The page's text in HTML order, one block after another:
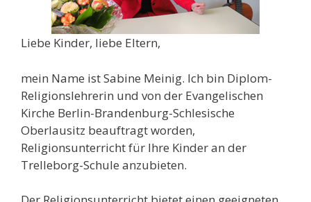
Liebe Kinder, liebe Eltern,
mein Name ist Sabine Meinig. Ich bin Diplom-
Religionslehrerin und von der Evangelischen
Kirche Berlin-Brandenburg-Schlesische
Oberlausitz beauftragt worden,
Religionsunterricht für Ihre Kinder an der
Trelleborg-Schule anzubieten.